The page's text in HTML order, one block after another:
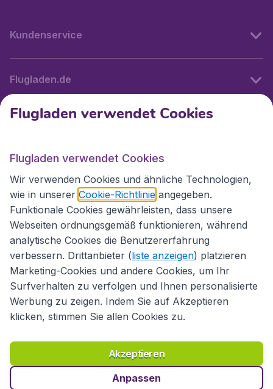
Kundenservice
Flugladen.de
Internationale Webseiten
Folgen Sie uns:
Richtlinien und Bedingungen
Haftungsausschluss
Datenschutzerklärung
Cookies Copyright © 2026
Flugladen verwendet Cookies
Flugladen verwendet Cookies
Wir verwenden Cookies und ähnliche Technologien,
wie in unserer Cookie-Richtlinie angegeben.
Funktionale Cookies gewährleisten, dass unsere
Webseiten ordnungsgemäß funktionieren, während
analytische Cookies die Benutzererfahrung
verbessern. Drittanbieter (liste anzeigen) platzieren
Marketing-Cookies und andere Cookies, um Ihr
Surfverhalten zu verfolgen und Ihnen personalisierte
Werbung zu zeigen. Indem Sie auf Akzeptieren
klicken, stimmen Sie allen Cookies zu.
Akzeptieren
Anpassen